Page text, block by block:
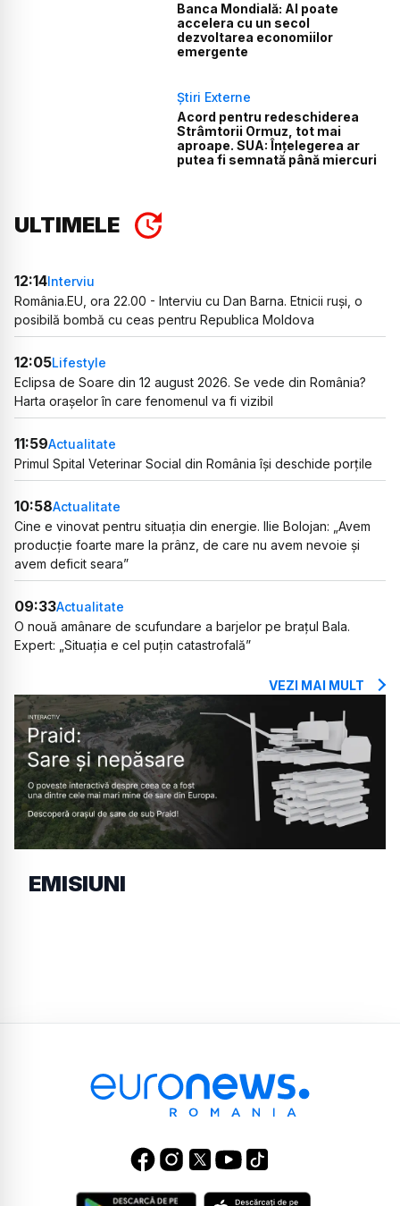
Banca Mondială: AI poate
accelera cu un secol
dezvoltarea economiilor
emergente
Știri Externe
Acord pentru redeschiderea
Strâmtorii Ormuz, tot mai
aproape. SUA: Înțelegerea ar
putea fi semnată până miercuri
ULTIMELE
12:14Interviu
România.EU, ora 22.00 - Interviu cu Dan Barna. Etnicii ruși, o
posibilă bombă cu ceas pentru Republica Moldova
12:05Lifestyle
Eclipsa de Soare din 12 august 2026. Se vede din România?
Harta orașelor în care fenomenul va fi vizibil
11:59Actualitate
Primul Spital Veterinar Social din România își deschide porțile
10:58Actualitate
Cine e vinovat pentru situația din energie. Ilie Bolojan: „Avem
producție foarte mare la prânz, de care nu avem nevoie și
avem deficit seara”
09:33Actualitate
O nouă amânare de scufundare a barjelor pe brațul Bala.
Expert: „Situația e cel puțin catastrofală”
VEZI MAI MULT
EMISIUNI